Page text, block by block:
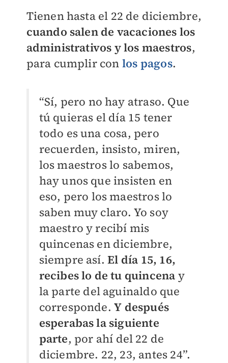
Tienen hasta el 22 de diciembre,
cuando salen de vacaciones los
administrativos y los maestros,
para cumplir con los pagos.
“Sí, pero no hay atraso. Que
tú quieras el día 15 tener
todo es una cosa, pero
recuerden, insisto, miren,
los maestros lo sabemos,
hay unos que insisten en
eso, pero los maestros lo
saben muy claro. Yo soy
maestro y recibí mis
quincenas en diciembre,
siempre así.El día 15, 16,
recibes lo de tu quincena y
la parte del aguinaldo que
corresponde.Y después
esperabas la siguiente
parte, por ahí del 22 de
diciembre. 22, 23, antes 24”.